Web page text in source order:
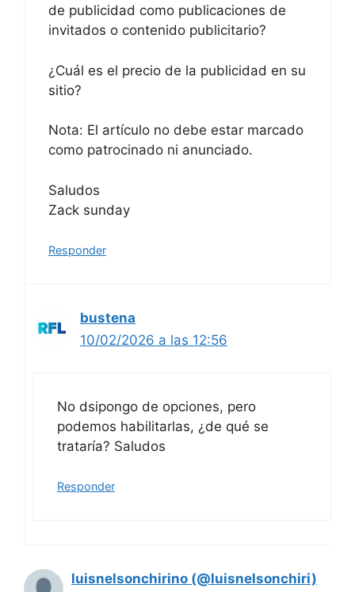
de publicidad como publicaciones de
invitados o contenido publicitario?
¿Cuál es el precio de la publicidad en su
sitio?
Nota: El artículo no debe estar marcado
como patrocinado ni anunciado.
Saludos
Zack sunday
Responder
bustena
10/02/2026 a las 12:56
No dsipongo de opciones, pero
podemos habilitarlas, ¿de qué se
trataría? Saludos
Responder
luisnelsonchirino (@luisnelsonchiri)